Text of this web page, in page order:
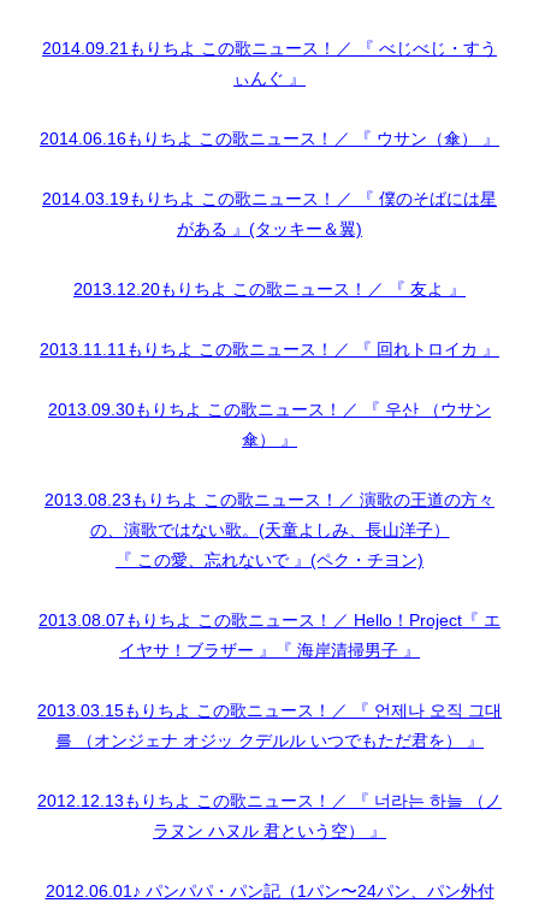
2014.09.21もりちよ この歌ニュース！／ 『 べじべじ・すう
ぃんぐ 』
2014.06.16もりちよ この歌ニュース！／ 『 ウサン（傘） 』
2014.03.19もりちよ この歌ニュース！／ 『 僕のそばには星
がある 』(タッキー＆翼)
2013.12.20もりちよ この歌ニュース！／ 『 友よ 』
2013.11.11もりちよ この歌ニュース！／ 『 回れトロイカ 』
2013.09.30もりちよ この歌ニュース！／ 『 우산 （ウサン
傘） 』
2013.08.23もりちよ この歌ニュース！／ 演歌の王道の方々
の、演歌ではない歌。(天童よしみ、長山洋子）
『 この愛、忘れないで 』(ペク・チヨン)
2013.08.07もりちよ この歌ニュース！／ Hello！Project『 エ
イヤサ！ブラザー 』『 海岸清掃男子 』
2013.03.15もりちよ この歌ニュース！／ 『 언제나 오직 그대
를 （オンジェナ オジッ クデルル いつでもただ君を） 』
2012.12.13もりちよ この歌ニュース！／ 『 너라는 하늘 （ノ
ラヌン ハヌル 君という空） 』
2012.06.01♪ パンパパ・パン記（1パン〜24パン、パン外付